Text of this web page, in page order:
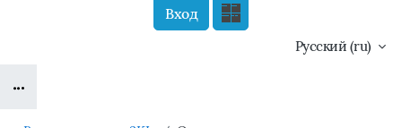
Вход
Русский ‎(ru)‎